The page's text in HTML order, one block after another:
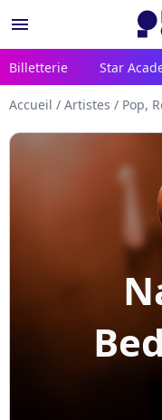
menu
Billetterie Star
Accueil / Artistes / Pop,